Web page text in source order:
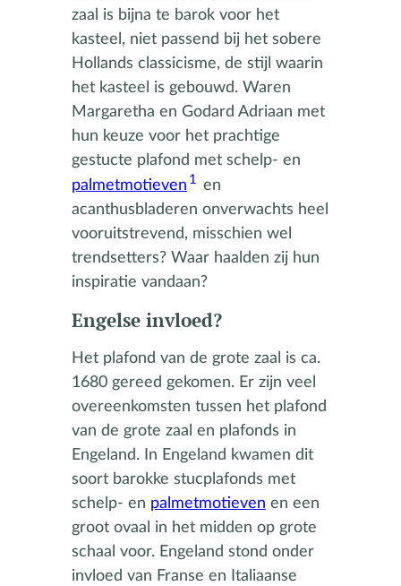
zaal is bijna te barok voor het
kasteel, niet passend bij het sobere
Hollands classicisme, de stijl waarin
het kasteel is gebouwd. Waren
Margaretha en Godard Adriaan met
hun keuze voor het prachtige
gestucte plafond met schelp- en
palmetmotieven 1
en
acanthusbladeren onverwachts heel
vooruitstrevend, misschien wel
trendsetters? Waar haalden zij hun
inspiratie vandaan?
Engelse invloed?
Het plafond van de grote zaal is ca.
1680 gereed gekomen. Er zijn veel
overeenkomsten tussen het plafond
van de grote zaal en plafonds in
Engeland. In Engeland kwamen dit
soort barokke stucplafonds met
schelp- en palmetmotieven en een
groot ovaal in het midden op grote
schaal voor. Engeland stond onder
invloed van Franse en Italiaanse